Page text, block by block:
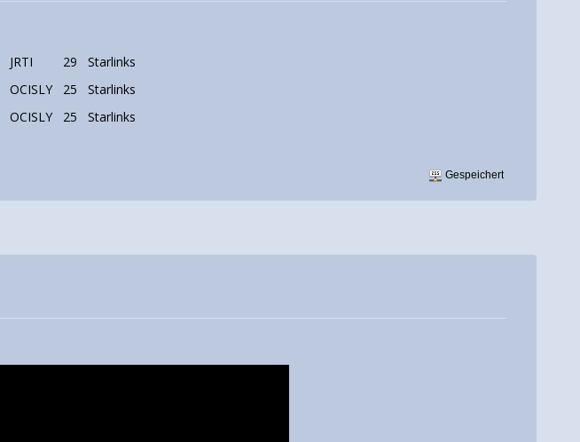
JRTI 29
Starlinks
OCISLY 25
Starlinks
OCISLY 25 Starlinks
Gespeichert